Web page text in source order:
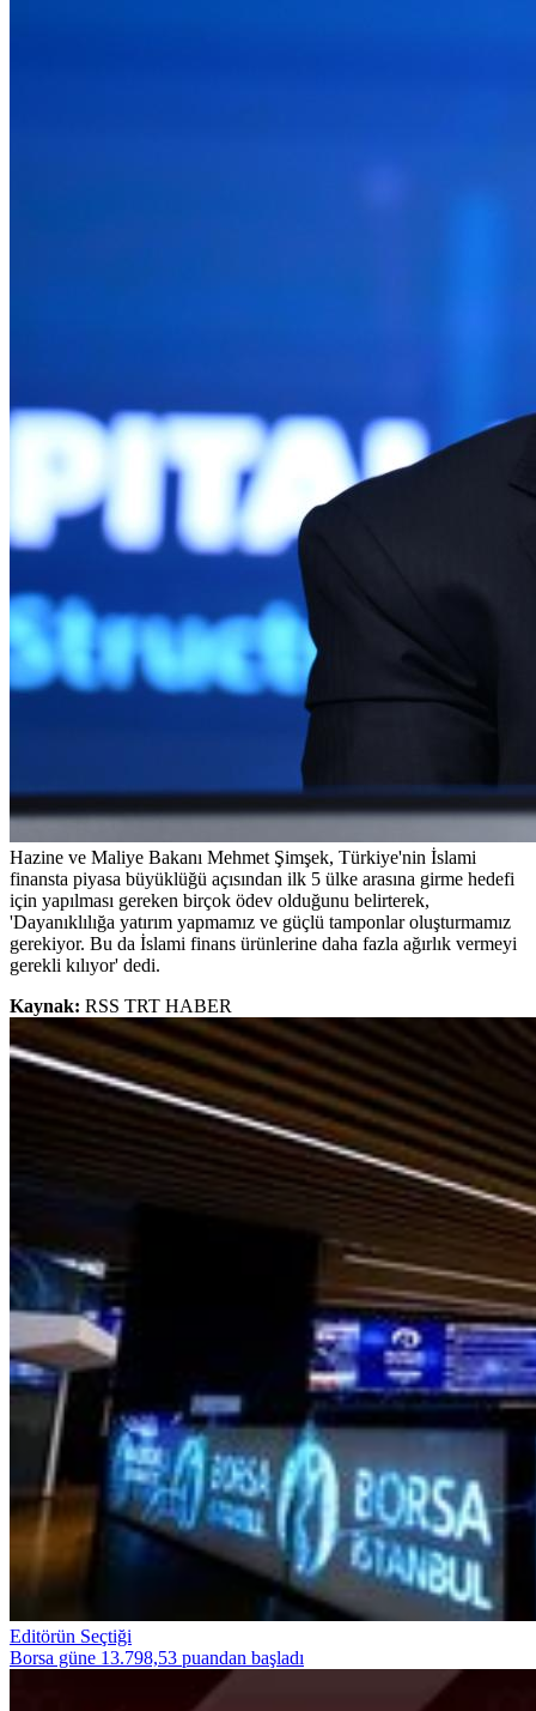
Hazine ve Maliye Bakanı Mehmet Şimşek, Türkiye'nin İslami
finansta piyasa büyüklüğü açısından ilk 5 ülke arasına girme hedefi
için yapılması gereken birçok ödev olduğunu belirterek,
'Dayanıklılığa yatırım yapmamız ve güçlü tamponlar oluşturmamız
gerekiyor. Bu da İslami finans ürünlerine daha fazla ağırlık vermeyi
gerekli kılıyor' dedi.
Kaynak: RSS TRT HABER
Editörün Seçtiği
Borsa güne 13.798,53 puandan başladı